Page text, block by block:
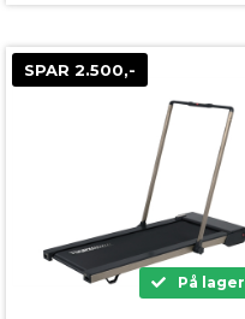
SPAR 2.500,-
På lager